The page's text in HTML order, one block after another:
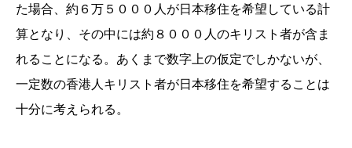
た場合、約６万５０００人が日本移住を希望している計
算となり、その中には約８０００人のキリスト者が含ま
れることになる。あくまで数字上の仮定でしかないが、
一定数の香港人キリスト者が日本移住を希望することは
十分に考えられる。